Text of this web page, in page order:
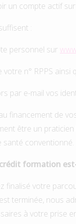
un compte actif sur
:
personnel sur
n° RPPS ainsi
par e-mail vos
financement de
être un
santé conventionné.
formation
finalisé votre
terminée, nous
à votre prise